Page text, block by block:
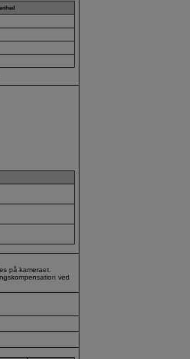
på kameraet.
ved